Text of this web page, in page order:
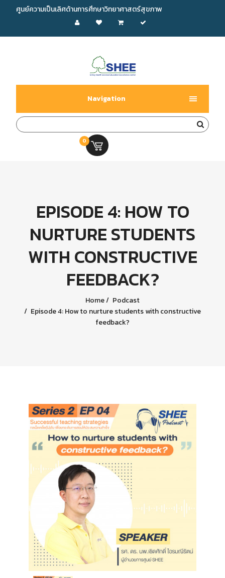
ศูนย์ความเป็นเลิศด้านการศึกษาวิทยาศาสตร์สุขภาพ
Navigation
0
EPISODE 4: HOW TO
NURTURE STUDENTS
WITH CONSTRUCTIVE
FEEDBACK?
Home
Podcast
Episode 4: How to nurture students with constructive
feedback?